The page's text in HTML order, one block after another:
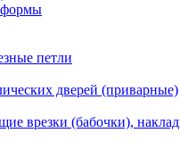
формы
петли
дверей (приварные)
врезки (бабочки),